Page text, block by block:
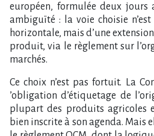
européen, formulée deux jours
ambiguïté : la voie choisie
horizontale, mais d​‌’une
produit, via le règlement sur
marchés.
Ce choix n​‌’est pas fortuit. La
‌’obligation d​‌’étiquetage de
plupart des produits agricoles
bien inscrite à son agenda. Mais